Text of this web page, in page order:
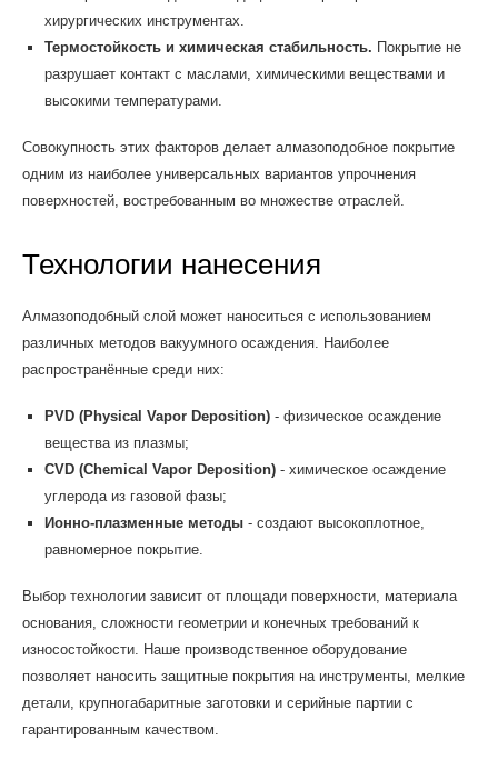
хирургических инструментах.
Термостойкость и химическая стабильность. Покрытие не
разрушает контакт с маслами, химическими веществами и
высокими температурами.
Совокупность этих факторов делает алмазоподобное покрытие
одним из наиболее универсальных вариантов упрочнения
поверхностей, востребованным во множестве отраслей.
Технологии нанесения
Алмазоподобный слой может наноситься с использованием
различных методов вакуумного осаждения. Наиболее
распространённые среди них:
PVD (Physical Vapor Deposition)- физическое осаждение
вещества из плазмы;
CVD (Chemical Vapor Deposition)- химическое осаждение
углерода из газовой фазы;
Ионно-плазменные методы- создают высокоплотное,
равномерное покрытие.
Выбор технологии зависит от площади поверхности, материала
основания, сложности геометрии и конечных требований к
износостойкости. Наше производственное оборудование
позволяет наносить защитные покрытия на инструменты, мелкие
детали, крупногабаритные заготовки и серийные партии с
гарантированным качеством.